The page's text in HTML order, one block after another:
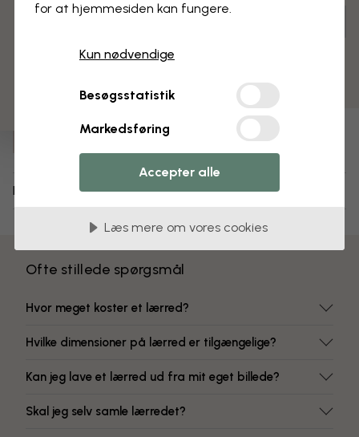
Tilpas og bestil
Færdigsamlet og klar til ophængning
Mat overflade
Levering og returnering
Ofte stillede spørgsmål
Hvor meget koster et lærred?
Hvilke dimensioner på lærred er tilgængelige?
Kan jeg lave et lærred ud fra mit eget billede?
Skal jeg selv samle lærredet?
for at hjemmesiden kan fungere.
Kun nødvendige
Besøgsstatistik
Markedsføring
Accepter alle
Læs mere om vores cookies